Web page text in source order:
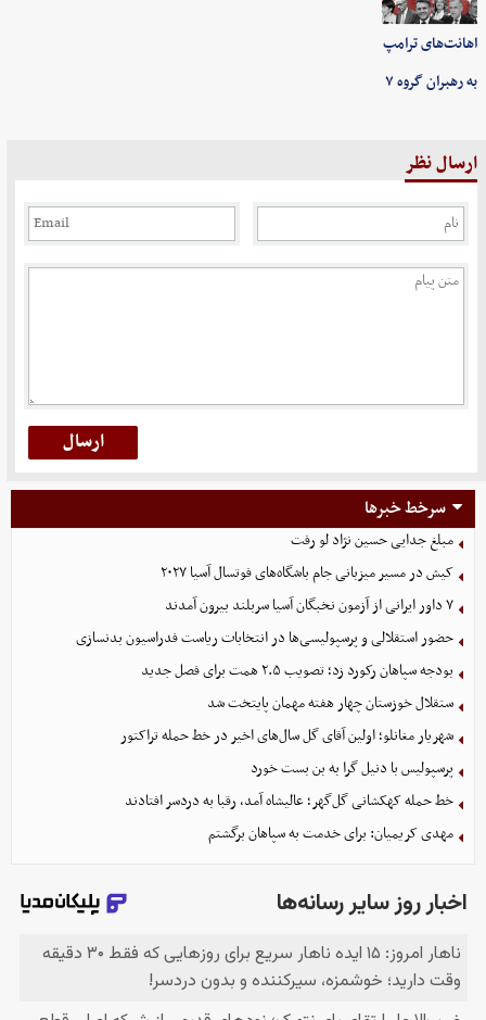
اهانت‌های ترامپ
به رهبران گروه ۷
ارسال نظر
سرخط خبرها
مبلغ جدایی حسین نژاد لو رفت
کیش در مسیر میزبانی جام باشگاه‌های فوتسال آسیا ۲۰۲۷
۷ داور ایرانی از آزمون نخبگان آسیا سربلند بیرون آمدند
حضور استقلالی و پرسپولیسی‌ها در انتخابات ریاست فدراسیون بدنسازی
بودجه سپاهان رکورد زد؛ تصویب ۲.۵ همت برای فصل جدید
ستقلال خوزستان چهار هفته مهمان پایتخت شد
شهریار مغانلو؛ اولین آقای گل سال‌های اخیر در خط حمله تراکتور
پرسپولیس با دنیل گرا به بن بست خورد
خط حمله کهکشانی گل‌گهر؛ عالیشاه آمد، رقبا به دردسر افتادند
مهدی کریمیان: برای خدمت به سپاهان برگشتم